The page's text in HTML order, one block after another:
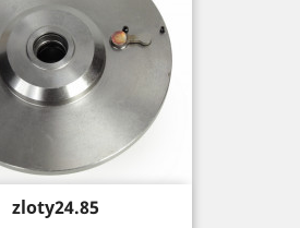
Price
zloty24.85